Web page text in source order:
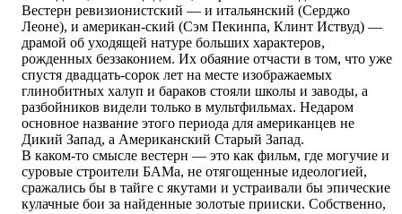
Вестерн ревизионистский — и итальянский (Серджо
Леоне), и американ-ский (Сэм Пекинпа, Клинт Иствуд) —
драмой об уходящей натуре больших характеров,
рожденных беззаконием. Их обаяние отчасти в том, что уже
спустя двадцать-сорок лет на месте изображаемых
глинобитных халуп и бараков стояли школы и заводы, а
разбойников видели только в мультфильмах. Недаром
основное название этого периода для американцев не
Дикий Запад, а Американский Старый Запад.
В каком-то смысле вестерн — это как фильм, где могучие и
суровые строители БАМа, не отягощенные идеологией,
сражались бы в тайге с якутами и устраивали бы эпические
кулачные бои за найденные золотые прииски. Собственно,